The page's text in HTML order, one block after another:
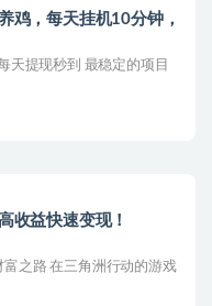
鸡，每天挂机10分钟，
天提现秒到 最稳定的项目
收益快速变现！
之路 在三角洲行动的游戏